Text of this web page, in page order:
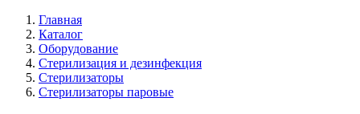
Главная
Каталог
Оборудование
Стерилизация и дезинфекция
Стерилизаторы
Стерилизаторы паровые